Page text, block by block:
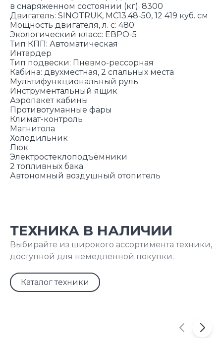
в снаряженном состоянии (кг): 8300
Двигатeль: SINOTRUK, MC13.48-50, 12 419 куб. см
Mощность двигателя, л. с: 480
Экoлoгичеcкий клаcc: ЕВРО-5
Тип КПП: Автоматическая
Интардер
Тип подвески: Пневмо-рессорная
Кабина: двухместная, 2 спальных места
Мультифункциональный руль
Инструментальный ящик
Аэропакет кабины
Противотуманные фары
Климат-контроль
Магнитола
Холодильник
Люк
Электростеклоподъёмники
2 топливных бака
Автономный воздушный отопитель
ТЕХНИКА В НАЛИЧИИ
Выбирайте из широкого ассортимента техники,
доступной для немедленной покупки.
Каталог техники